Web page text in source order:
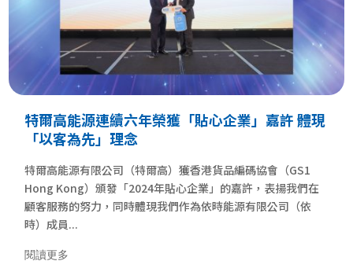
特爾高能源連續六年榮獲「貼心企業」嘉許 體現
「以客為先」理念
特爾高能源有限公司（特爾高）獲香港貨品編碼協會（GS1
Hong Kong）頒發「2024年貼心企業」的嘉許，表揚我們在
顧客服務的努力，同時體現我們作為依時能源有限公司（依
時）成員...
閱讀更多